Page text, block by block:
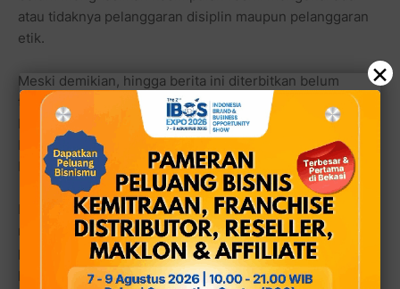
atau tidaknya pelanggaran disiplin maupun pelanggaran
etik.
Meski demikian, hingga berita ini diterbitkan belum
terdapat penjelasan resmi dari Badan Kepegawaian dan
Pengembangan Sumber Daya Manusia (BKPSDM) Kota
Bekasi mengenai status pemeriksaan aparatur yang
bersangkutan.
Demikian pula Inspektorat Kota Bekasi belum
menyampaikan perkembangan penanganan dugaan
pelanggaran etik maupun disiplin ASN tersebut kepada
publik.
×